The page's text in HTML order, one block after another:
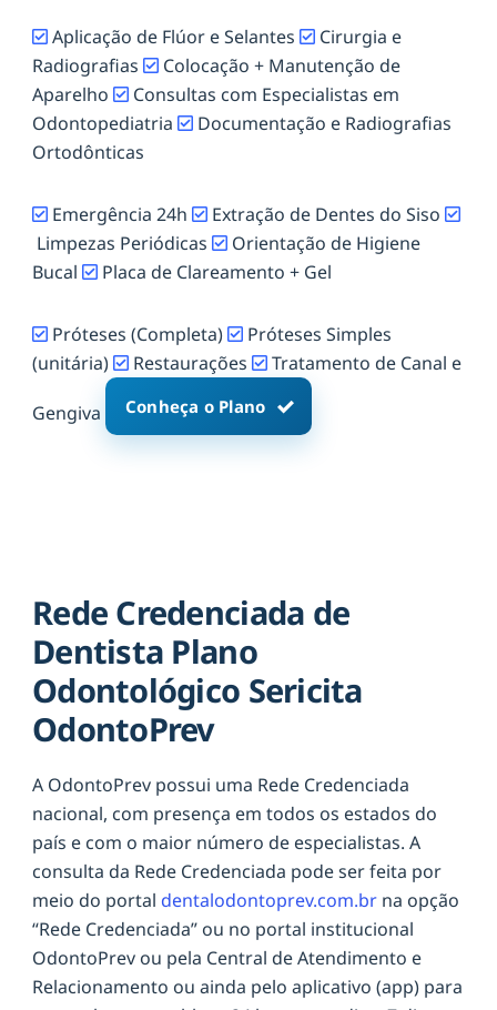
Aplicação de Flúor e Selantes
Cirurgia e
Radiografias
Colocação + Manutenção de
Aparelho
Consultas com Especialistas em
Odontopediatria
Documentação e Radiografias
Ortodônticas
Emergência 24h
Extração de Dentes do Siso
Limpezas Periódicas
Orientação de Higiene
Bucal
Placa de Clareamento + Gel
Próteses (Completa)
Próteses Simples
(unitária)
Restaurações Tratamento de Canal e
Gengiva Conheça o Plano
Rede Credenciada de
Dentista Plano
Odontológico Sericita
OdontoPrev
A OdontoPrev possui uma Rede Credenciada
nacional, com presença em todos os estados do
país e com o maior número de especialistas. A
consulta da Rede Credenciada pode ser feita por
meio do portal dentalodontoprev.com.br na opção
“Rede Credenciada” ou no portal institucional
OdontoPrev ou pela Central de Atendimento e
Relacionamento ou ainda pelo aplicativo (app) para